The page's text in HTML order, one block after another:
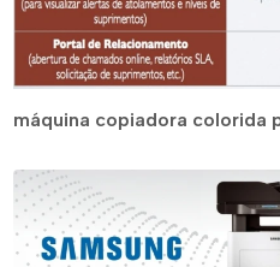
máquina copiadora colorida